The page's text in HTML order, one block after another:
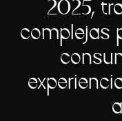
2025,
complejas